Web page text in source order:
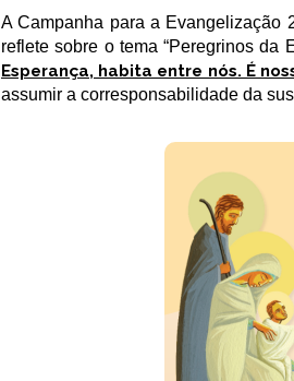
A Campanha para a Evangelização
reflete sobre o tema “Peregrinos da
Esperança, habita entre nós. É
assumir a corresponsabilidade da